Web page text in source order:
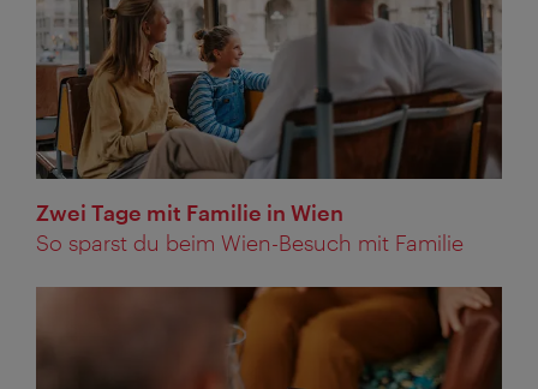
Zwei Tage mit Familie in Wien
So sparst du beim Wien-Besuch mit Familie